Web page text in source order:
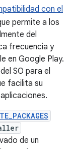
con el
permite a los
del
frecuencia y
en Google Play.
SO para el
facilita su
de un